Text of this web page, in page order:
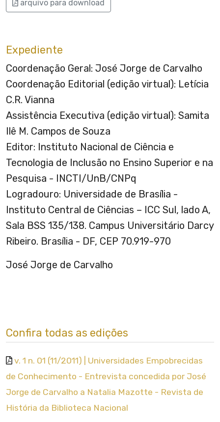
arquivo para download
Expediente
Coordenação Geral: José Jorge de Carvalho
Coordenação Editorial (edição virtual): Letícia
C.R. Vianna
Assistência Executiva (edição virtual): Samita
Ilê M. Campos de Souza
Editor: Instituto Nacional de Ciência e
Tecnologia de Inclusão no Ensino Superior e na
Pesquisa - INCTI/UnB/CNPq
Logradouro: Universidade de Brasília -
Instituto Central de Ciências – ICC Sul, lado A,
Sala BSS 135/138. Campus Universitário Darcy
Ribeiro. Brasília - DF, CEP 70.919-970
José Jorge de Carvalho
Confira todas as edições
v. 1 n. 01 (11/2011) | Universidades Empobrecidas
de Conhecimento - Entrevista concedida por José
Jorge de Carvalho a Natalia Mazotte - Revista de
História da Biblioteca Nacional